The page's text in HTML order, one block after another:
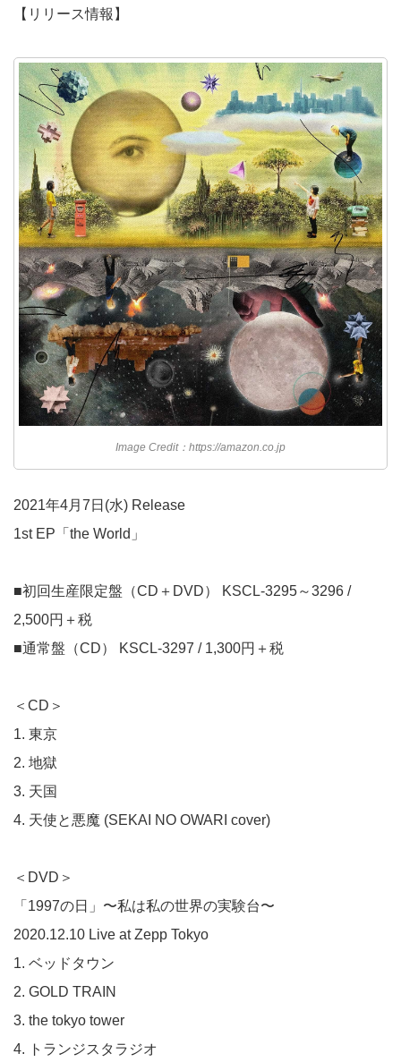
【リリース情報】
Image Credit：https://amazon.co.jp
2021年4月7日(水) Release
1st EP「the World」
■初回生産限定盤（CD＋DVD） KSCL-3295～3296 /
2,500円＋税
■通常盤（CD） KSCL-3297 / 1,300円＋税
＜CD＞
1. 東京
2. 地獄
3. 天国
4. 天使と悪魔 (SEKAI NO OWARI cover)
＜DVD＞
「1997の日」〜私は私の世界の実験台〜
2020.12.10 Live at Zepp Tokyo
1. ベッドタウン
2. GOLD TRAIN
3. the tokyo tower
4. トランジスタラジオ